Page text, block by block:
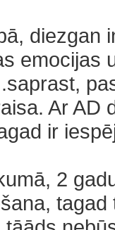
diezgan
emocijas
Ar AD
ir
2